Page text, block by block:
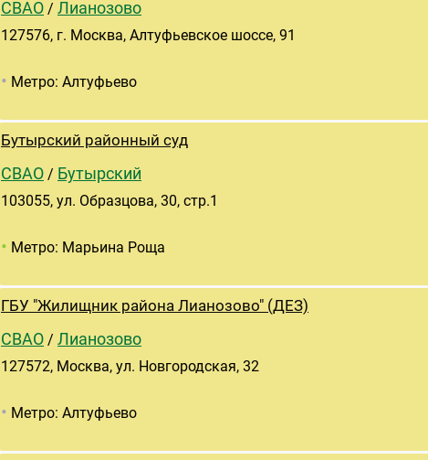
СВАО / Лианозово
127576, г. Москва, Алтуфьевское шоссе, 91
• Метро: Алтуфьево
Бутырский районный суд
СВАО / Бутырский
103055, ул. Образцова, 30, стр.1
• Метро: Марьина Роща
ГБУ "Жилищник района Лианозово" (ДЕЗ)
СВАО / Лианозово
127572, Москва, ул. Новгородская, 32
• Метро: Алтуфьево